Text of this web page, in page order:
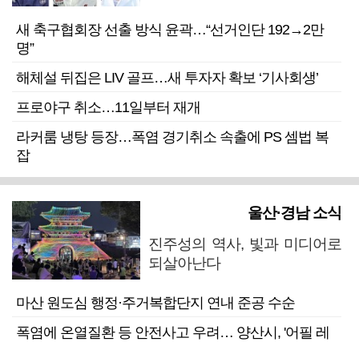
새 축구협회장 선출 방식 윤곽…“선거인단 192→2만
명”
해체설 뒤집은 LIV 골프…새 투자자 확보 ‘기사회생’
프로야구 취소…11일부터 재개
라커룸 냉탕 등장…폭염 경기취소 속출에 PS 셈법 복
잡
울산·경남 소식
진주성의 역사, 빛과 미디어로
되살아난다
마산 원도심 행정·주거복합단지 연내 준공 수순
폭염에 온열질환 등 안전사고 우려… 양산시, '어필 레